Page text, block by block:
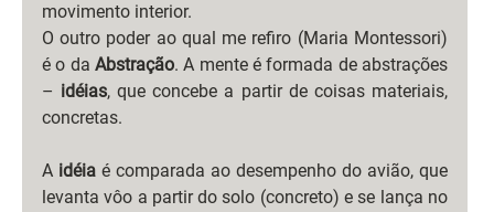
movimento interior.
O outro poder ao qual me refiro (Maria Montessori)
é o da Abstração. A mente é formada de abstrações
– idéias, que concebe a partir de coisas materiais,
concretas.
A idéia é comparada ao desempenho do avião, que
levanta vôo a partir do solo (concreto) e se lança no